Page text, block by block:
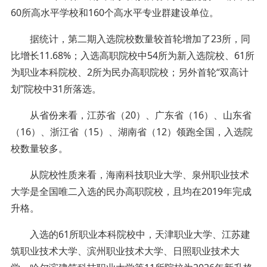
60所高水平学校和160个高水平专业群建设单位。
据统计，第二期入选院校数量较首轮增加了23所，同
比增长11.68%；入选高职院校中54所为新入选院校、61所
为职业本科院校、2所为民办高职院校；另外首轮“双高计
划”院校中31所落选。
从省份来看，江苏省（20）、广东省（16）、山东省
（16）、浙江省（15）、湖南省（12）领跑全国，入选院
校数量较多。
从院校性质来看， 海南科技职业大学、 泉州职业技术
大学是全国唯二入选的民办高职院校，且均在2019年完成
升格。
入选的61所职业本科院校中，天津职业大学、江苏建
筑职业技术大学、滨州职业技术大学、 日照职业技术大